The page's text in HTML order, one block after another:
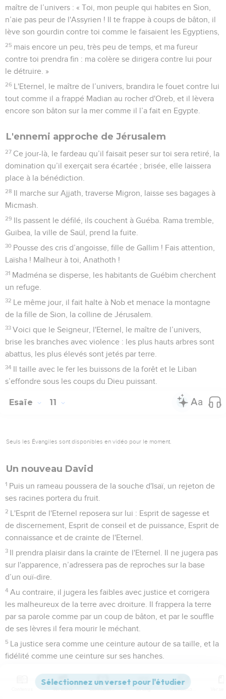
maître de l’univers : « Toi, mon peuple qui habites en Sion,
n’aie pas peur de l'Assyrien ! Il te frappe à coups de bâton, il
lève son gourdin contre toi comme le faisaient les Egyptiens,
25 mais encore un peu, très peu de temps, et ma fureur
contre toi prendra fin : ma colère se dirigera contre lui pour
le détruire. »
26 L'Eternel, le maître de l’univers, brandira le fouet contre lui
tout comme il a frappé Madian au rocher d'Oreb, et il lèvera
encore son bâton sur la mer comme il l’a fait en Egypte.
L'ennemi approche de Jérusalem
27 Ce jour-là, le fardeau qu’il faisait peser sur toi sera retiré, la
domination qu’il exerçait sera écartée ; brisée, elle laissera
place à la bénédiction.
28 Il marche sur Ajjath, traverse Migron, laisse ses bagages à
Micmash.
29 Ils passent le défilé, ils couchent à Guéba. Rama tremble,
Guibea, la ville de Saül, prend la fuite.
30 Pousse des cris d’angoisse, fille de Gallim ! Fais attention,
Laïsha ! Malheur à toi, Anathoth !
31 Madména se disperse, les habitants de Guébim cherchent
un refuge.
32 Le même jour, il fait halte à Nob et menace la montagne
de la fille de Sion, la colline de Jérusalem.
33 Voici que le Seigneur, l'Eternel, le maître de l’univers,
brise les branches avec violence : les plus hauts arbres sont
abattus, les plus élevés sont jetés par terre.
34 Il taille avec le fer les buissons de la forêt et le Liban
s’effondre sous les coups du Dieu puissant.
Esaïe 11
Seuls les Évangiles sont disponibles en vidéo pour le moment.
Un nouveau David
1 Puis un rameau poussera de la souche d'Isaï, un rejeton de
ses racines portera du fruit.
2 L'Esprit de l'Eternel reposera sur lui : Esprit de sagesse et
de discernement, Esprit de conseil et de puissance, Esprit de
connaissance et de crainte de l'Eternel.
3 Il prendra plaisir dans la crainte de l'Eternel. Il ne jugera pas
sur l'apparence, n’adressera pas de reproches sur la base
d’un ouï-dire.
4 Au contraire, il jugera les faibles avec justice et corrigera
les malheureux de la terre avec droiture. Il frappera la terre
par sa parole comme par un coup de bâton, et par le souffle
de ses lèvres il fera mourir le méchant.
5 La justice sera comme une ceinture autour de sa taille, et la
fidélité comme une ceinture sur ses hanches.
avec le chevreau ; le veau, le jeune lion et le bétail qu'on
Versions Commentaires Strong